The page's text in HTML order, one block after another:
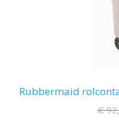
Rubbermaid
€